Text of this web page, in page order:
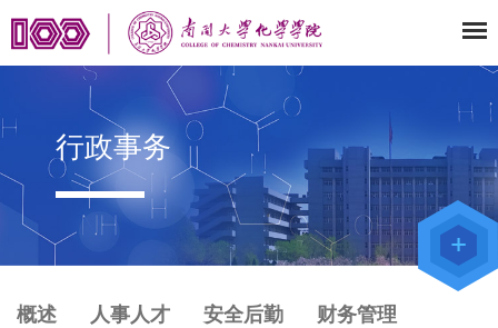
行政事务
概述 人事人才 安全后勤 财务管理